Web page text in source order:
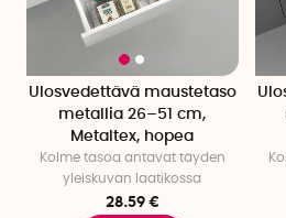
Ulosvedettävä maustetaso
metallia 26–51 cm,
Metaltex, hopea
Kolme tasoa antavat täyden
yleiskuvan laatikossa
28.59 €